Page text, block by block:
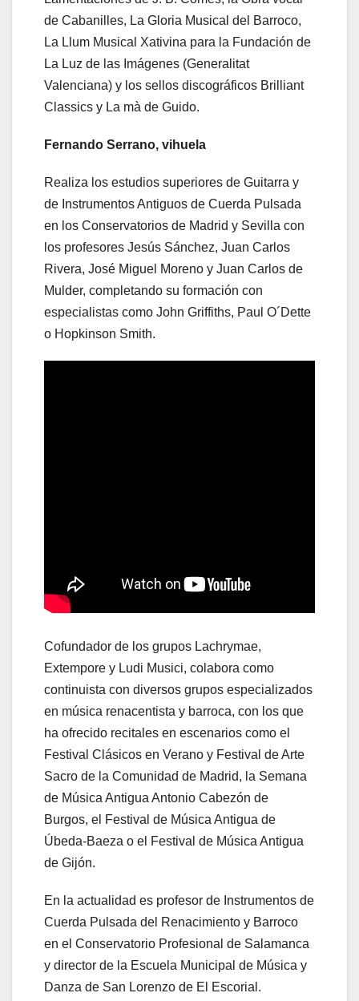
de Cabanilles, La Gloria Musical del Barroco,
La Llum Musical Xativina para la Fundación de
La Luz de las Imágenes (Generalitat
Valenciana) y los sellos discográficos Brilliant
Classics y La mà de Guido.
Fernando Serrano, vihuela
Realiza los estudios superiores de Guitarra y
de Instrumentos Antiguos de Cuerda Pulsada
en los Conservatorios de Madrid y Sevilla con
los profesores Jesús Sánchez, Juan Carlos
Rivera, José Miguel Moreno y Juan Carlos de
Mulder, completando su formación con
especialistas como John Griffiths, Paul O´Dette
o Hopkinson Smith.
Cofundador de los grupos Lachrymae,
Extempore y Ludi Musici, colabora como
continuista con diversos grupos especializados
en música renacentista y barroca, con los que
ha ofrecido recitales en escenarios como el
Festival Clásicos en Verano y Festival de Arte
Sacro de la Comunidad de Madrid, la Semana
de Música Antigua Antonio Cabezón de
Burgos, el Festival de Música Antigua de
Úbeda-Baeza o el Festival de Música Antigua
de Gijón.
En la actualidad es profesor de Instrumentos de
Cuerda Pulsada del Renacimiento y Barroco
en el Conservatorio Profesional de Salamanca
y director de la Escuela Municipal de Música y
Danza de San Lorenzo de El Escorial.